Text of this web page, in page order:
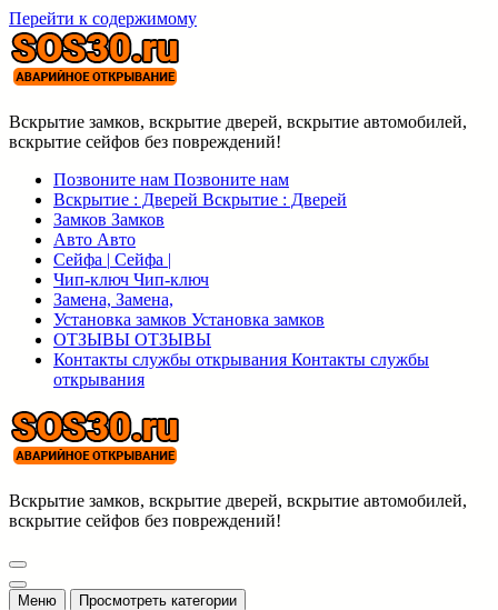
Перейти к содержимому
Вскрытие замков, вскрытие дверей, вскрытие автомобилей,
вскрытие сейфов без повреждений!
Позвоните нам Позвоните нам
Вскрытие : Дверей Вскрытие : Дверей
Замков Замков
Авто Авто
Сейфа | Сейфа |
Чип-ключ Чип-ключ
Замена, Замена,
Установка замков Установка замков
ОТЗЫВЫ ОТЗЫВЫ
Контакты службы открывания Контакты службы
открывания
Вскрытие замков, вскрытие дверей, вскрытие автомобилей,
вскрытие сейфов без повреждений!
Меню Просмотреть категории